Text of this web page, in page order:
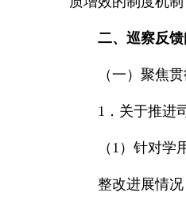
二、巡察反
（一）聚焦
1．关于推进
（1）针对学
整改进展情